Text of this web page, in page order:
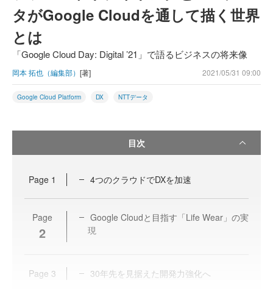
タがGoogle Cloudを通して描く世界
とは
「Google Cloud Day: Digital ’21」で語るビジネスの将来像
岡本 拓也（編集部） [著] 2021/05/31 09:00
Google Cloud Platform DX NTTデータ
目次
Page 1 4つのクラウドでDXを加速
Page
2
Google Cloudと目指す「Life Wear」の実
現
Page 3 30年先を見据えた開発力強化へ